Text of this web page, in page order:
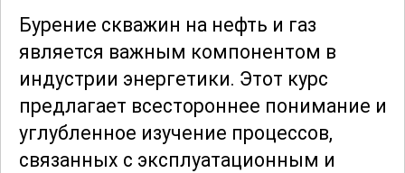
Бурение скважин на нефть и газ
является важным компонентом в
индустрии энергетики. Этот курс
предлагает всестороннее понимание и
углубленное изучение процессов,
связанных с эксплуатационным и